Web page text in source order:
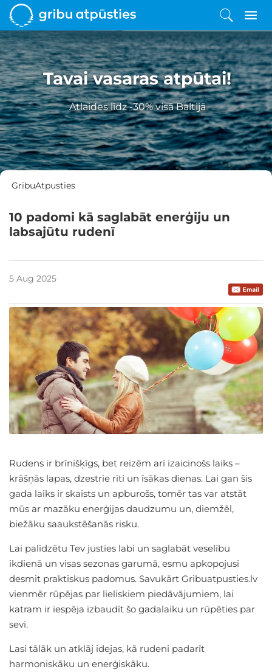
Tavai vasaras atpūtai!
Atlaides līdz -30% visā Baltijā
GribuAtpusties
10 padomi kā saglabāt enerģiju un
labsajūtu rudenī
5 Aug 2025
Rudens ir brīnišķīgs, bet reizēm arī izaicinošs laiks –
krāšņās lapas, dzestrie rīti un īsākas dienas. Lai gan šis
gada laiks ir skaists un apburošs, tomēr tas var atstāt
mūs ar mazāku enerģijas daudzumu un, diemžēl,
biežāku saaukstēšanās risku.
Lai palīdzētu Tev justies labi un saglabāt veselību
ikdienā un visas sezonas garumā, esmu apkopojusi
desmit praktiskus padomus. Savukārt Gribuatpusties.lv
vienmēr rūpējas par lieliskiem piedāvājumiem, lai
katram ir iespēja izbaudīt šo gadalaiku un rūpēties par
sevi.
Lasi tālāk un atklāj idejas, kā rudeni padarīt
harmoniskāku un enerģiskāku.